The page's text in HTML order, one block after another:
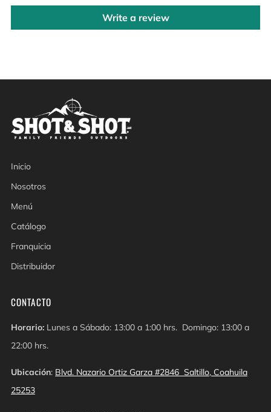
Write a review
Inicio
Nosotros
Menú
Catálogo
Franquicia
Distribuidor
CONTACTO
Horario: Lunes a Sábado: 13:00 a 1:00 hrs. Domingo: 13:00 a
22:00 hrs.
Ubicación: Blvd. Nazario Ortiz Garza #2846 Saltillo, Coahuila
25253